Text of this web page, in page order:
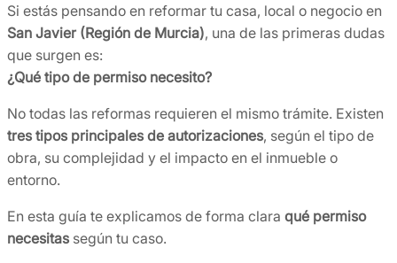
Si estás pensando en reformar tu casa, local o negocio en
San Javier (Región de Murcia), una de las primeras dudas
que surgen es:
¿Qué tipo de permiso necesito?
No todas las reformas requieren el mismo trámite. Existen
tres tipos principales de autorizaciones, según el tipo de
obra, su complejidad y el impacto en el inmueble o
entorno.
En esta guía te explicamos de forma clara qué permiso
necesitas según tu caso.